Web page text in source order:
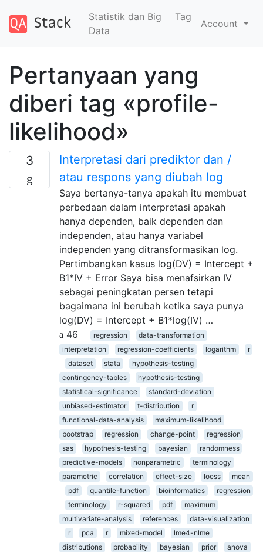
Statistik dan Big
Data
Tag
Account
Pertanyaan yang
diberi tag «profile-
likelihood»
3
Interpretasi dari prediktor dan /
atau respons yang diubah log
Saya bertanya-tanya apakah itu membuat
perbedaan dalam interpretasi apakah
hanya dependen, baik dependen dan
independen, atau hanya variabel
independen yang ditransformasikan log.
Pertimbangkan kasus log(DV) = Intercept +
B1*IV + Error Saya bisa menafsirkan IV
sebagai peningkatan persen tetapi
bagaimana ini berubah ketika saya punya
log(DV) = Intercept + B1*log(IV) …
46
regression
data-transformation
interpretation
regression-coefficients logarithm
r
dataset
stata
hypothesis-testing
contingency-tables
hypothesis-testing
statistical-significance
standard-deviation
unbiased-estimator
t-distribution
r
functional-data-analysis
maximum-likelihood
bootstrap
regression change-point
regression
sas
hypothesis-testing bayesian
randomness
predictive-models
nonparametric
terminology
parametric
correlation effect-size loess
mean
pdf
quantile-function bioinformatics
regression
terminology
r-squared pdf
maximum
multivariate-analysis
references
data-visualization
r
pca r mixed-model
lme4-nlme
distributions
probability bayesian prior
anova